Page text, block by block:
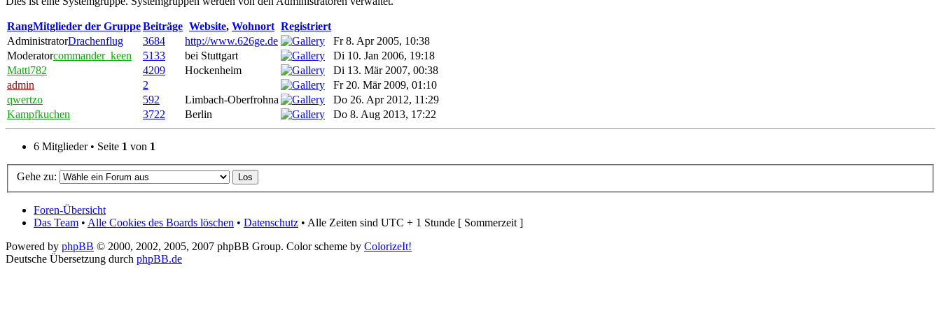
RangMitglieder der GruppeBeiträge Website, Wohnort Registriert
AdministratorDrachenflug 3684 http://www.626ge.de
Fr 8. Apr 2005, 10:38
Moderatorcommander_keen 5133 bei Stuttgart
Di 10. Jan 2006, 19:18
Matti782
4209 Hockenheim
Di 13. Mär 2007, 00:38
admin
2
Fr 20. Mär 2009, 01:10
qwertzo
592 Limbach-Oberfrohna
Do 26. Apr 2012, 11:29
Kampfkuchen
3722 Berlin Do 8. Aug 2013, 17:22
6 Mitglieder • Seite 1 von 1
Gehe zu:
Foren-Übersicht
Das Team • Alle Cookies des Boards löschen • Datenschutz • Alle Zeiten sind UTC + 1 Stunde [ Sommerzeit ]
Powered by phpBB © 2000, 2002, 2005, 2007 phpBB Group. Color scheme by ColorizeIt!
Deutsche Übersetzung durch phpBB.de